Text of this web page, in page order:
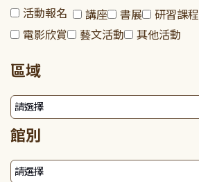
活動報名 講座 書展 研習課程
電影欣賞
藝文活動 其他活動
區域
館別